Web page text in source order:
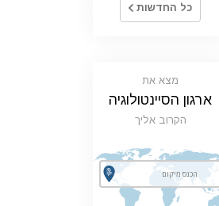
כל החדשות
מצא את
ארגון הסיינטולוגיה
הקרוב אליך